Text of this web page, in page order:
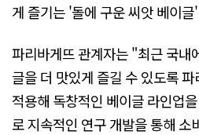
게 즐기는 '돌에 구운 씨앗 베이
파리바게뜨 관계자는 "최근 국내
글을 더 맛있게 즐길 수 있도록
적용해 독창적인 베이글 라인업
로 지속적인 연구 개발을 통해